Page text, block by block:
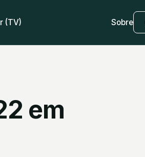
(TV) Sobre
em